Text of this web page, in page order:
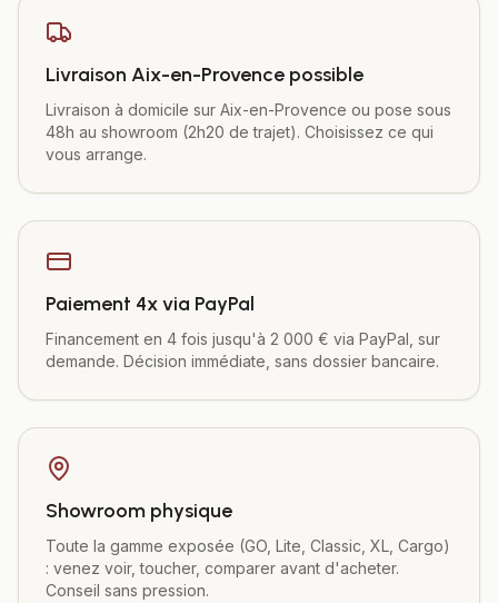
Livraison Aix-en-Provence possible
Livraison à domicile sur Aix-en-Provence ou pose sous
48h au showroom (2h20 de trajet). Choisissez ce qui
vous arrange.
Paiement 4x via PayPal
Financement en 4 fois jusqu'à 2 000 € via PayPal, sur
demande. Décision immédiate, sans dossier bancaire.
Showroom physique
Toute la gamme exposée (GO, Lite, Classic, XL, Cargo)
: venez voir, toucher, comparer avant d'acheter.
Conseil sans pression.